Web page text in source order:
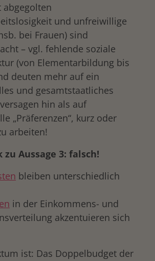
abgegolten
und unfreiwillige
bei Frauen) sind
– vgl. fehlende soziale
(von Elementarbildung bis
deuten mehr auf ein
und gesamtstaatliches
hin als auf
„Präferenzen“, kurz oder
arbeiten!
zu Aussage 3: falsch!
bleiben unterschiedlich
in der Einkommens- und
akzentuieren sich
ist: Das Doppelbudget der